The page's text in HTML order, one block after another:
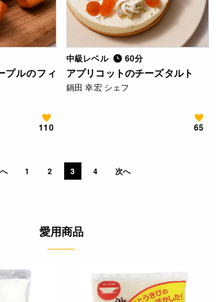
プルのフィ
110
中級レベル 60分
アプリコットのチーズタルト
鍋田 幸宏 シェフ
65
1 2 3 4 次へ
愛用商品